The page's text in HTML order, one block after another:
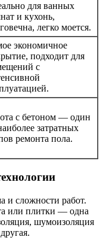
для ванных
и кухонь,
легко моется.
экономичное
подходит для
с
с бетоном — один
затратных
ремонта пола.
и сложности работ.
или плитки — одна
шумоизоляция